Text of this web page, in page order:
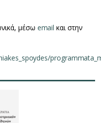
μέσω email και στην